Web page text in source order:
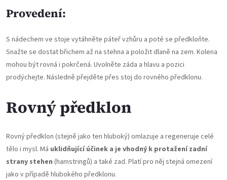
Provedení:
S nádechem ve stoje vytáhněte páteř vzhůru a poté se předkloňte.
Snažte se dostat břichem až na stehna a položit dlaně na zem. Kolena
mohou být rovná i pokrčená. Uvolněte záda a hlavu a pozici
prodýchejte. Následně přejděte přes stoj do rovného předklonu.
Rovný předklon
Rovný předklon (stejně jako ten hluboký) omlazuje a regeneruje celé
tělo i mysl. Má uklidňující účinek a je vhodný k protažení zadní
strany stehen (hamstringů) a také zad. Platí pro něj stejná omezení
jako v případě hlubokého předklonu.